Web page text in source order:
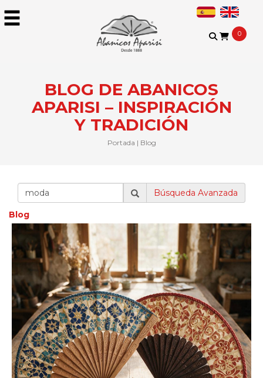
0
BLOG DE ABANICOS
APARISI – INSPIRACIÓN
Y TRADICIÓN​
Portada | Blog
Búsqueda Avanzada
Blog